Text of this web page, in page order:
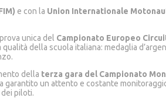
e con la Union Internationale
unica del Campionato Europeo
della scuola italiana: medaglia
della terza gara del Campionato
garantito un attento e costante
piloti.